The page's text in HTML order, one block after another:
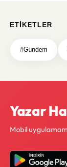
ETIKETLER
#Gundem
Yazar
Mobil